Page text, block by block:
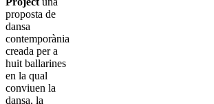
proposta de
dansa
contemporània
creada per a
huit ballarines
en la qual
conviuen la
dansa, la